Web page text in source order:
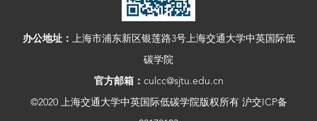
办公地址： 上海市浦东新区银莲路3号上海交通大学中英国际低
碳学院
官方邮箱： culcc@sjtu.edu.cn
©2020 上海交通大学中英国际低碳学院版权所有 沪交ICP备